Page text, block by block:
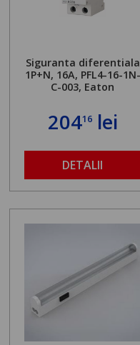
Siguranta diferentiala
1P+N, 16A, PFL4-16-1N-
C-003, Eaton
20416lei
DETALII